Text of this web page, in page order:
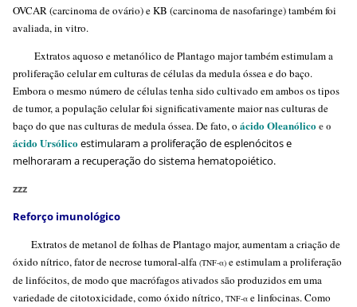
OVCAR (carcinoma de ovário) e KB (carcinoma de nasofaringe) também foi
avaliada, in vitro.
Extratos aquoso e metanólico de Plantago major também estimulam a
proliferação celular em culturas de células da medula óssea e do baço.
Embora o mesmo número de células tenha sido cultivado em ambos os tipos
de tumor, a população celular foi significativamente maior nas culturas de
baço do que nas culturas de medula óssea. De fato, o ácido Oleanólicoe o
ácido Ursólicoestimularam a proliferação de esplenócitos e
melhoraram a recuperação do sistema hematopoiético.
zzz
Reforço imunológico
Extratos de metanol de folhas de Plantago major, aumentam a criação de
óxido nítrico, fator de necrose tumoral-alfa (TNF-α)e estimulam a proliferação
de linfócitos, de modo que macrófagos ativados são produzidos em uma
variedade de citotoxicidade, como óxido nítrico, TNF-α e linfocinas. Como